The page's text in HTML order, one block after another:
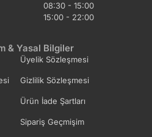
08:30 - 15:00
15:00 - 22:00
& Yasal Bilgiler
Üyelik Sözleşmesi
Gizlilik Sözleşmesi
Ürün İade Şartları
Sipariş Geçmişim